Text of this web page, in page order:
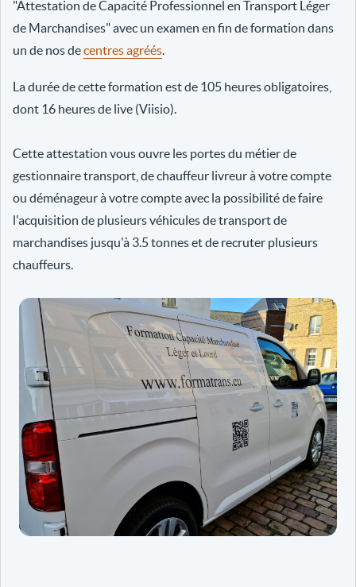
"Attestation de Capacité Professionnel en Transport Léger
de Marchandises" avec un examen en fin de formation dans
un de nos decentres agréés
La durée de cette formation est de 105 heures obligatoires,
dont 16 heures de live (Viisio).
Cette attestation vous ouvre les portes du métier de
gestionnaire transport, de chauffeur livreur à votre compte
ou déménageur à votre compte avec la possibilité de faire
l'acquisition de plusieurs véhicules de transport de
marchandises jusqu'à 3.5 tonnes et de recruter plusieurs
chauffeurs.